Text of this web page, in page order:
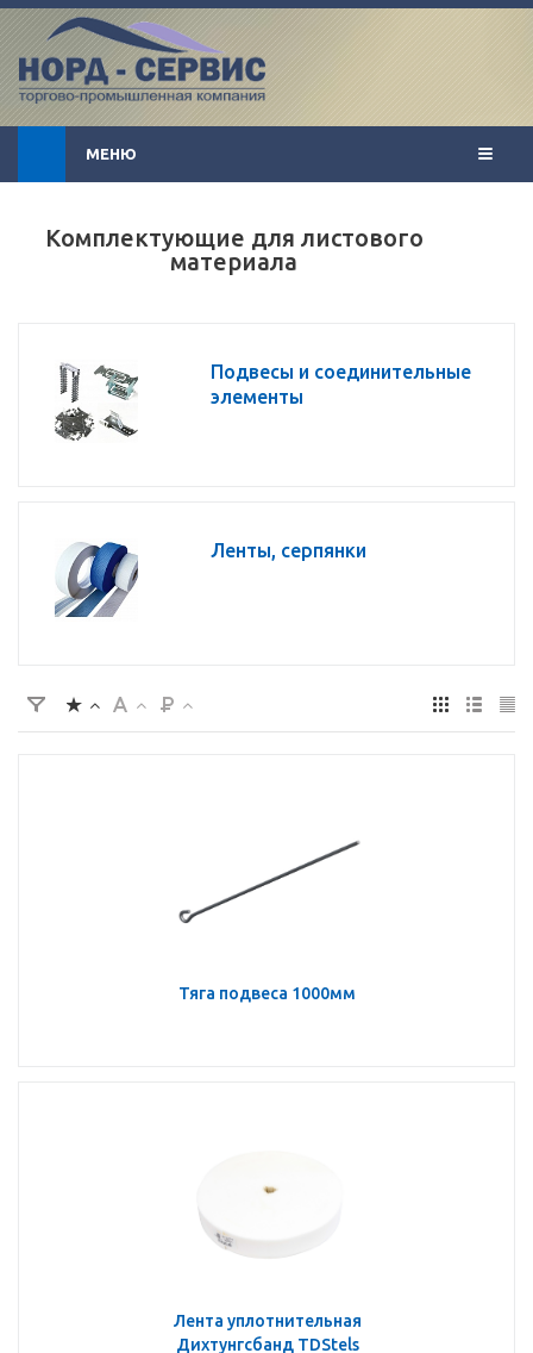
МЕНЮ
Комплектующие для листового
материала
Подвесы и соединительные
элементы
Ленты, серпянки
Тяга подвеса 1000мм
Лента уплотнительная
Дихтунгсбанд TDStels